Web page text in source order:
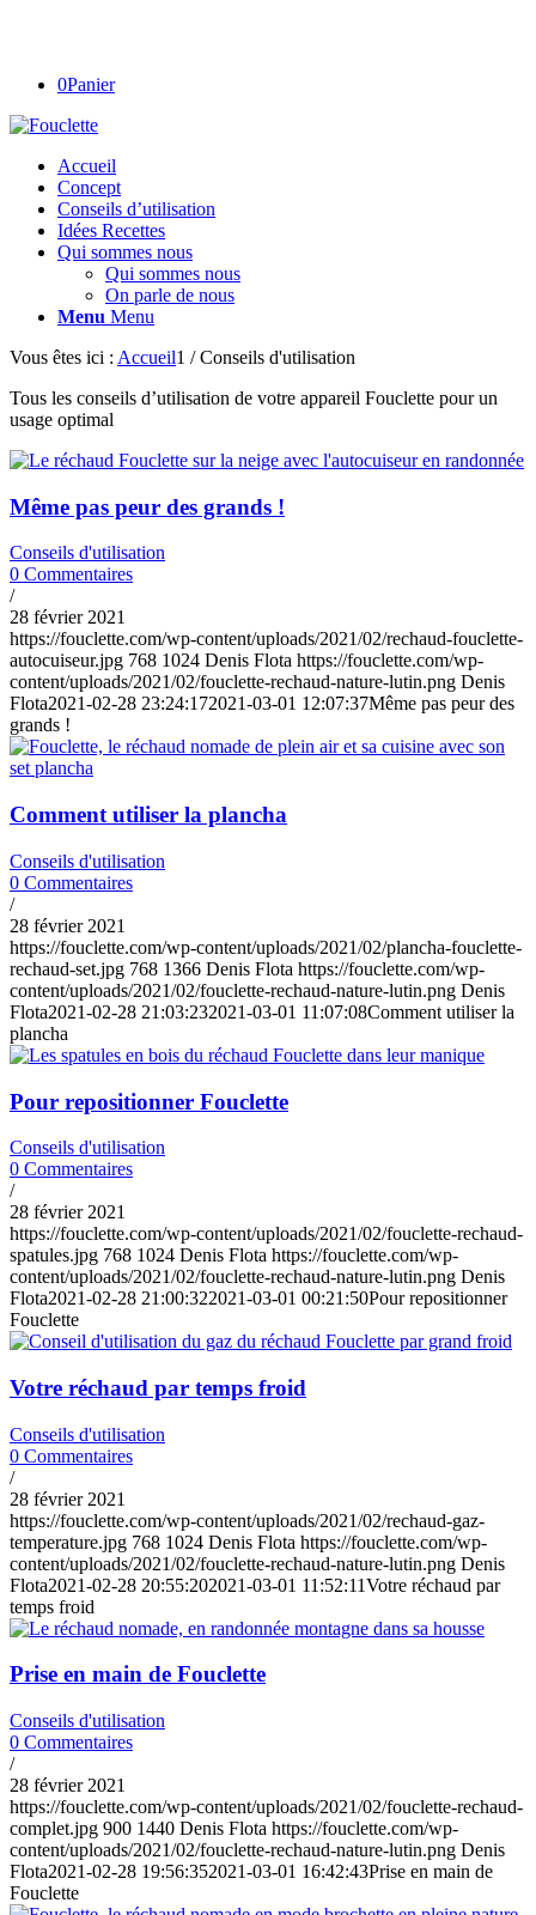
0Panier
Accueil
Concept
Conseils d’utilisation
Idées Recettes
Qui sommes nous
Qui sommes nous
On parle de nous
Menu Menu
Vous êtes ici : Accueil1 / Conseils d'utilisation
Tous les conseils d’utilisation de votre appareil Fouclette pour un
usage optimal
Même pas peur des grands !
Conseils d'utilisation
0 Commentaires
/
28 février 2021
https://fouclette.com/wp-content/uploads/2021/02/rechaud-fouclette-
autocuiseur.jpg 768 1024 Denis Flota https://fouclette.com/wp-
content/uploads/2021/02/fouclette-rechaud-nature-lutin.png Denis
Flota2021-02-28 23:24:172021-03-01 12:07:37Même pas peur des
grands !
Comment utiliser la plancha
Conseils d'utilisation
0 Commentaires
/
28 février 2021
https://fouclette.com/wp-content/uploads/2021/02/plancha-fouclette-
rechaud-set.jpg 768 1366 Denis Flota https://fouclette.com/wp-
content/uploads/2021/02/fouclette-rechaud-nature-lutin.png Denis
Flota2021-02-28 21:03:232021-03-01 11:07:08Comment utiliser la
plancha
Pour repositionner Fouclette
Conseils d'utilisation
0 Commentaires
/
28 février 2021
https://fouclette.com/wp-content/uploads/2021/02/fouclette-rechaud-
spatules.jpg 768 1024 Denis Flota https://fouclette.com/wp-
content/uploads/2021/02/fouclette-rechaud-nature-lutin.png Denis
Flota2021-02-28 21:00:322021-03-01 00:21:50Pour repositionner
Fouclette
Votre réchaud par temps froid
Conseils d'utilisation
0 Commentaires
/
28 février 2021
https://fouclette.com/wp-content/uploads/2021/02/rechaud-gaz-
temperature.jpg 768 1024 Denis Flota https://fouclette.com/wp-
content/uploads/2021/02/fouclette-rechaud-nature-lutin.png Denis
Flota2021-02-28 20:55:202021-03-01 11:52:11Votre réchaud par
temps froid
Prise en main de Fouclette
Conseils d'utilisation
0 Commentaires
/
28 février 2021
https://fouclette.com/wp-content/uploads/2021/02/fouclette-rechaud-
complet.jpg 900 1440 Denis Flota https://fouclette.com/wp-
content/uploads/2021/02/fouclette-rechaud-nature-lutin.png Denis
Flota2021-02-28 19:56:352021-03-01 16:42:43Prise en main de
Fouclette